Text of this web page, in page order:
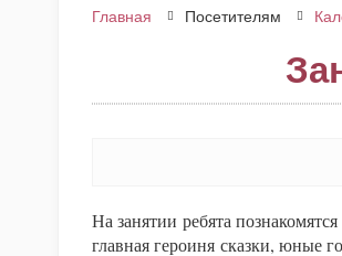
Главная Посетителям
На занятии ребята
главная героиня сказки, юные